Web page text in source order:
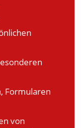
Formularen
von